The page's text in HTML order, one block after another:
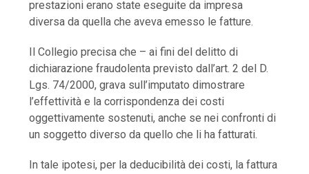
prestazioni erano state eseguite da impresa
diversa da quella che aveva emesso le fatture.
Il Collegio precisa che – ai fini del delitto di
dichiarazione fraudolenta previsto dall’art. 2 del D.
Lgs. 74/2000, grava sull’imputato dimostrare
l’effettività e la corrispondenza dei costi
oggettivamente sostenuti, anche se nei confronti di
un soggetto diverso da quello che li ha fatturati.
In tale ipotesi, per la deducibilità dei costi, la fattura